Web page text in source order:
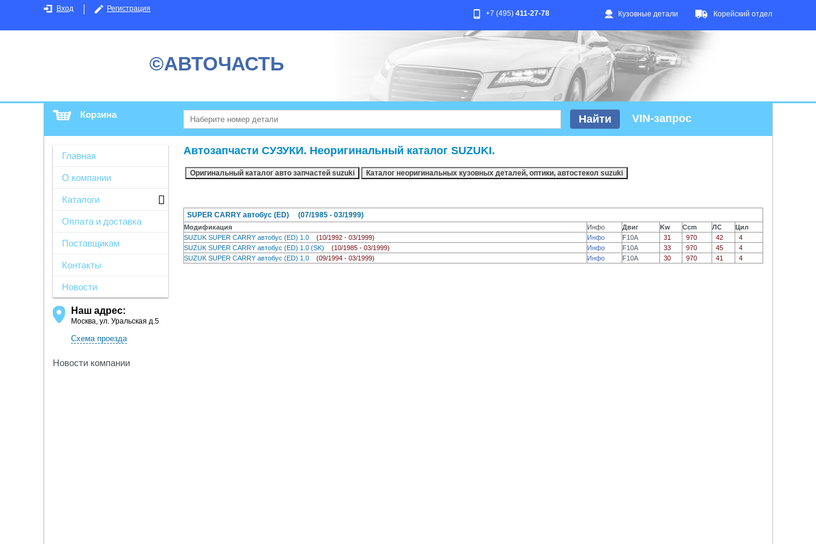
Вход Регистрация
Кузовные детали Корейский отдел
+7 (495) 411-27-78
©АВТОЧАСТЬ
Корзина VIN-запрос
Главная
О компании
Каталоги
Оплата и доставка
Поставщикам
Контакты
Новости
Наш адрес:
Москва, ул. Уральская д.5
Схема проезда
Новости компании
Автозапчасти СУЗУКИ. Неоригинальный каталог SUZUKI.
SUPER CARRY автобус (ED) (07/1985 - 03/1999)
Модификация Инфо Двиг Kw Ccm ЛС
Цил
SUZUK SUPER CARRY автобус (ED) 1.0 (10/1992 - 03/1999) Инфо F10A 31 970 42
4
SUZUK SUPER CARRY автобус (ED) 1.0 (SK) (10/1985 - 03/1999) Инфо F10A 33 970 45
4
SUZUK SUPER CARRY автобус (ED) 1.0 (09/1994 - 03/1999) Инфо F10A 30 970 41 4